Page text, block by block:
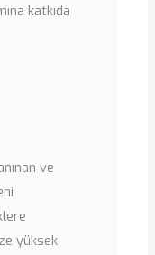
katkıda
ve
yüksek